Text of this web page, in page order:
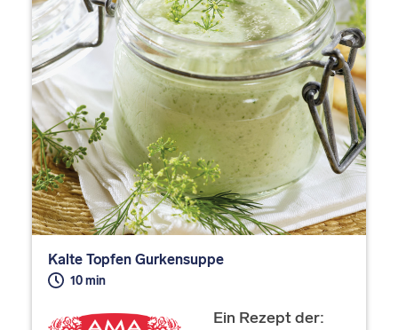
Kalte Topfen Gurkensuppe
10 min
Ein Rezept der: